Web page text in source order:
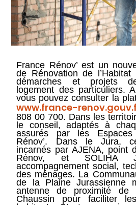
France Rénov’ est un
de Rénovation de
démarches et projets
logement des particuliers.
vous pouvez consulter la
www.france-
808 00 700. Dans les
le conseil, adaptés à
assurés par les Espaces
Rénov’. Dans le Jura,
incarnés par AJENA, point
Rénov, et SOLIHA
accompagnement social,
des ménages. La
de la Plaine Jurassienne
antenne de proximité de
Chaussin pour faciliter